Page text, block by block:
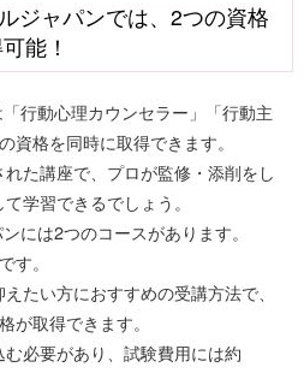
ジャパンでは、2つの資格
能！
行動心理カウンセラー」「行動主
資格を同時に取得できます。
た講座で、プロが監修・添削をし
学習できるでしょう。
には2つのコースがあります。
す。
たい方におすすめの受講方法で、
が取得できます。
必要があり、試験費用には約